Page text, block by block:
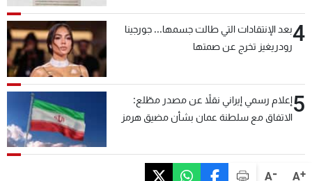
A+
A-
4بعد الإنتقادات التي طالت جسمها... جورجينا
رودريغيز تخرج عن صمتها
5إعلام رسمي إيراني نقلاً عن مصدر مطّلع:
الاتفاق مع سلطنة عمان بشأن مضيق هرمز